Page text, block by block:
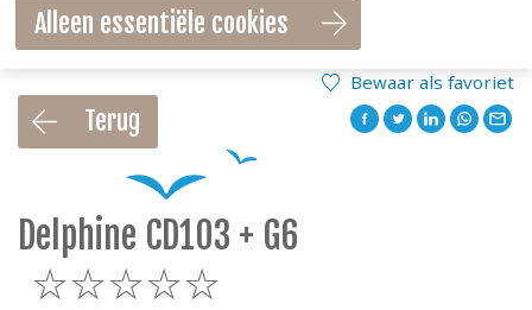
Bewaar als favoriet
Terug
Delphine CD103 + G6
Alleen essentiële cookies